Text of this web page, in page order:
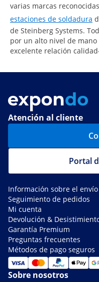
varias marcas
estaciones de soldadura
de Steinberg Systems.
por un alto nivel de
excelente relación
Atención al cliente
Portal
Información sobre el envío
Seguimiento de pedidos
Mi cuenta
Devolución &
Garantía Premium
Preguntas frecuentes
Métodos de pago seguros
Sobre nosotros